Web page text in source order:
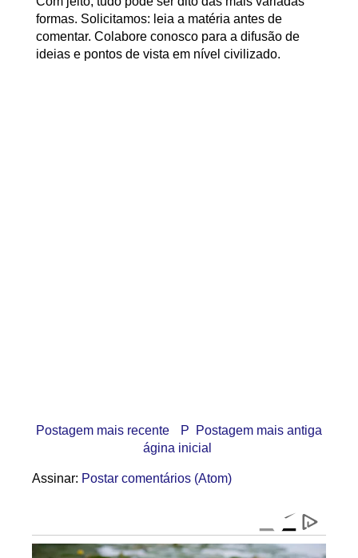
formas. Solicitamos: leia a matéria antes de
comentar. Colabore conosco para a difusão de
ideias e pontos de vista em nível civilizado.
Postagem mais recente Postagem mais antiga
P
ágina inicial
Assinar: Postar comentários (Atom)